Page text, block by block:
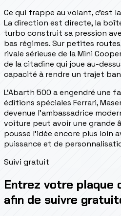
Ce qui frappe au volant, c'est
La direction est directe, la
turbo construit sa pression
bas régimes. Sur petites
rivale sérieuse de la Mini
de la citadine qui joue au-
capacité à rendre un trajet
L'Abarth 500 a engendré une
éditions spéciales Ferrari,
devenue l'ambassadrice
voiture peut avoir une grande
pousse l'idée encore plus loin
puissance et de
Suivi gratuit
Entrez votre plaque
afin de suivre